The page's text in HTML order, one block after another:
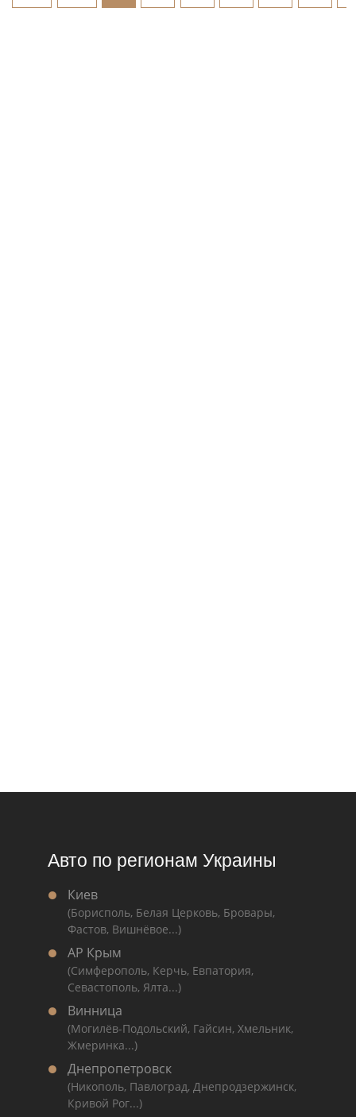
Авто по регионам Украины
Киев
(Борисполь, Белая Церковь, Бровары,
Фастов, Вишнёвое...)
АР Крым
(Симферополь, Керчь, Евпатория,
Севастополь, Ялта...)
Винница
(Могилёв-Подольский, Гайсин, Хмельник,
Жмеринка...)
Днепропетровск
(Никополь, Павлоград, Днепродзержинск,
Кривой Рог...)